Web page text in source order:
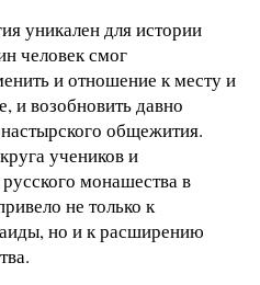
уникален для истории
человек смог
и отношение к месту и
и возобновить давно
общежития.
учеников и
монашества в
не только к
но и к расширению